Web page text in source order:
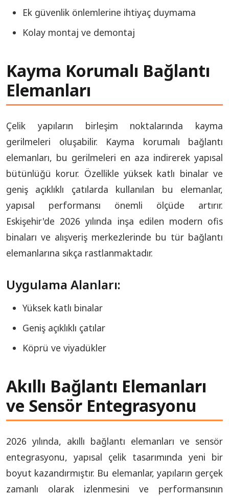
Ek güvenlik önlemlerine ihtiyaç duymama
Kolay montaj ve demontaj
Kayma Korumalı Bağlantı
Elemanları
Çelik yapıların birleşim noktalarında kayma
gerilmeleri oluşabilir. Kayma korumalı bağlantı
elemanları, bu gerilmeleri en aza indirerek yapısal
bütünlüğü korur. Özellikle yüksek katlı binalar ve
geniş açıklıklı çatılarda kullanılan bu elemanlar,
yapısal performansı önemli ölçüde artırır.
Eskişehir'de 2026 yılında inşa edilen modern ofis
binaları ve alışveriş merkezlerinde bu tür bağlantı
elemanlarına sıkça rastlanmaktadır.
Uygulama Alanları:
Yüksek katlı binalar
Geniş açıklıklı çatılar
Köprü ve viyadükler
Akıllı Bağlantı Elemanları
ve Sensör Entegrasyonu
2026 yılında, akıllı bağlantı elemanları ve sensör
entegrasyonu, yapısal çelik tasarımında yeni bir
boyut kazandırmıştır. Bu elemanlar, yapıların gerçek
zamanlı olarak izlenmesini ve performansının